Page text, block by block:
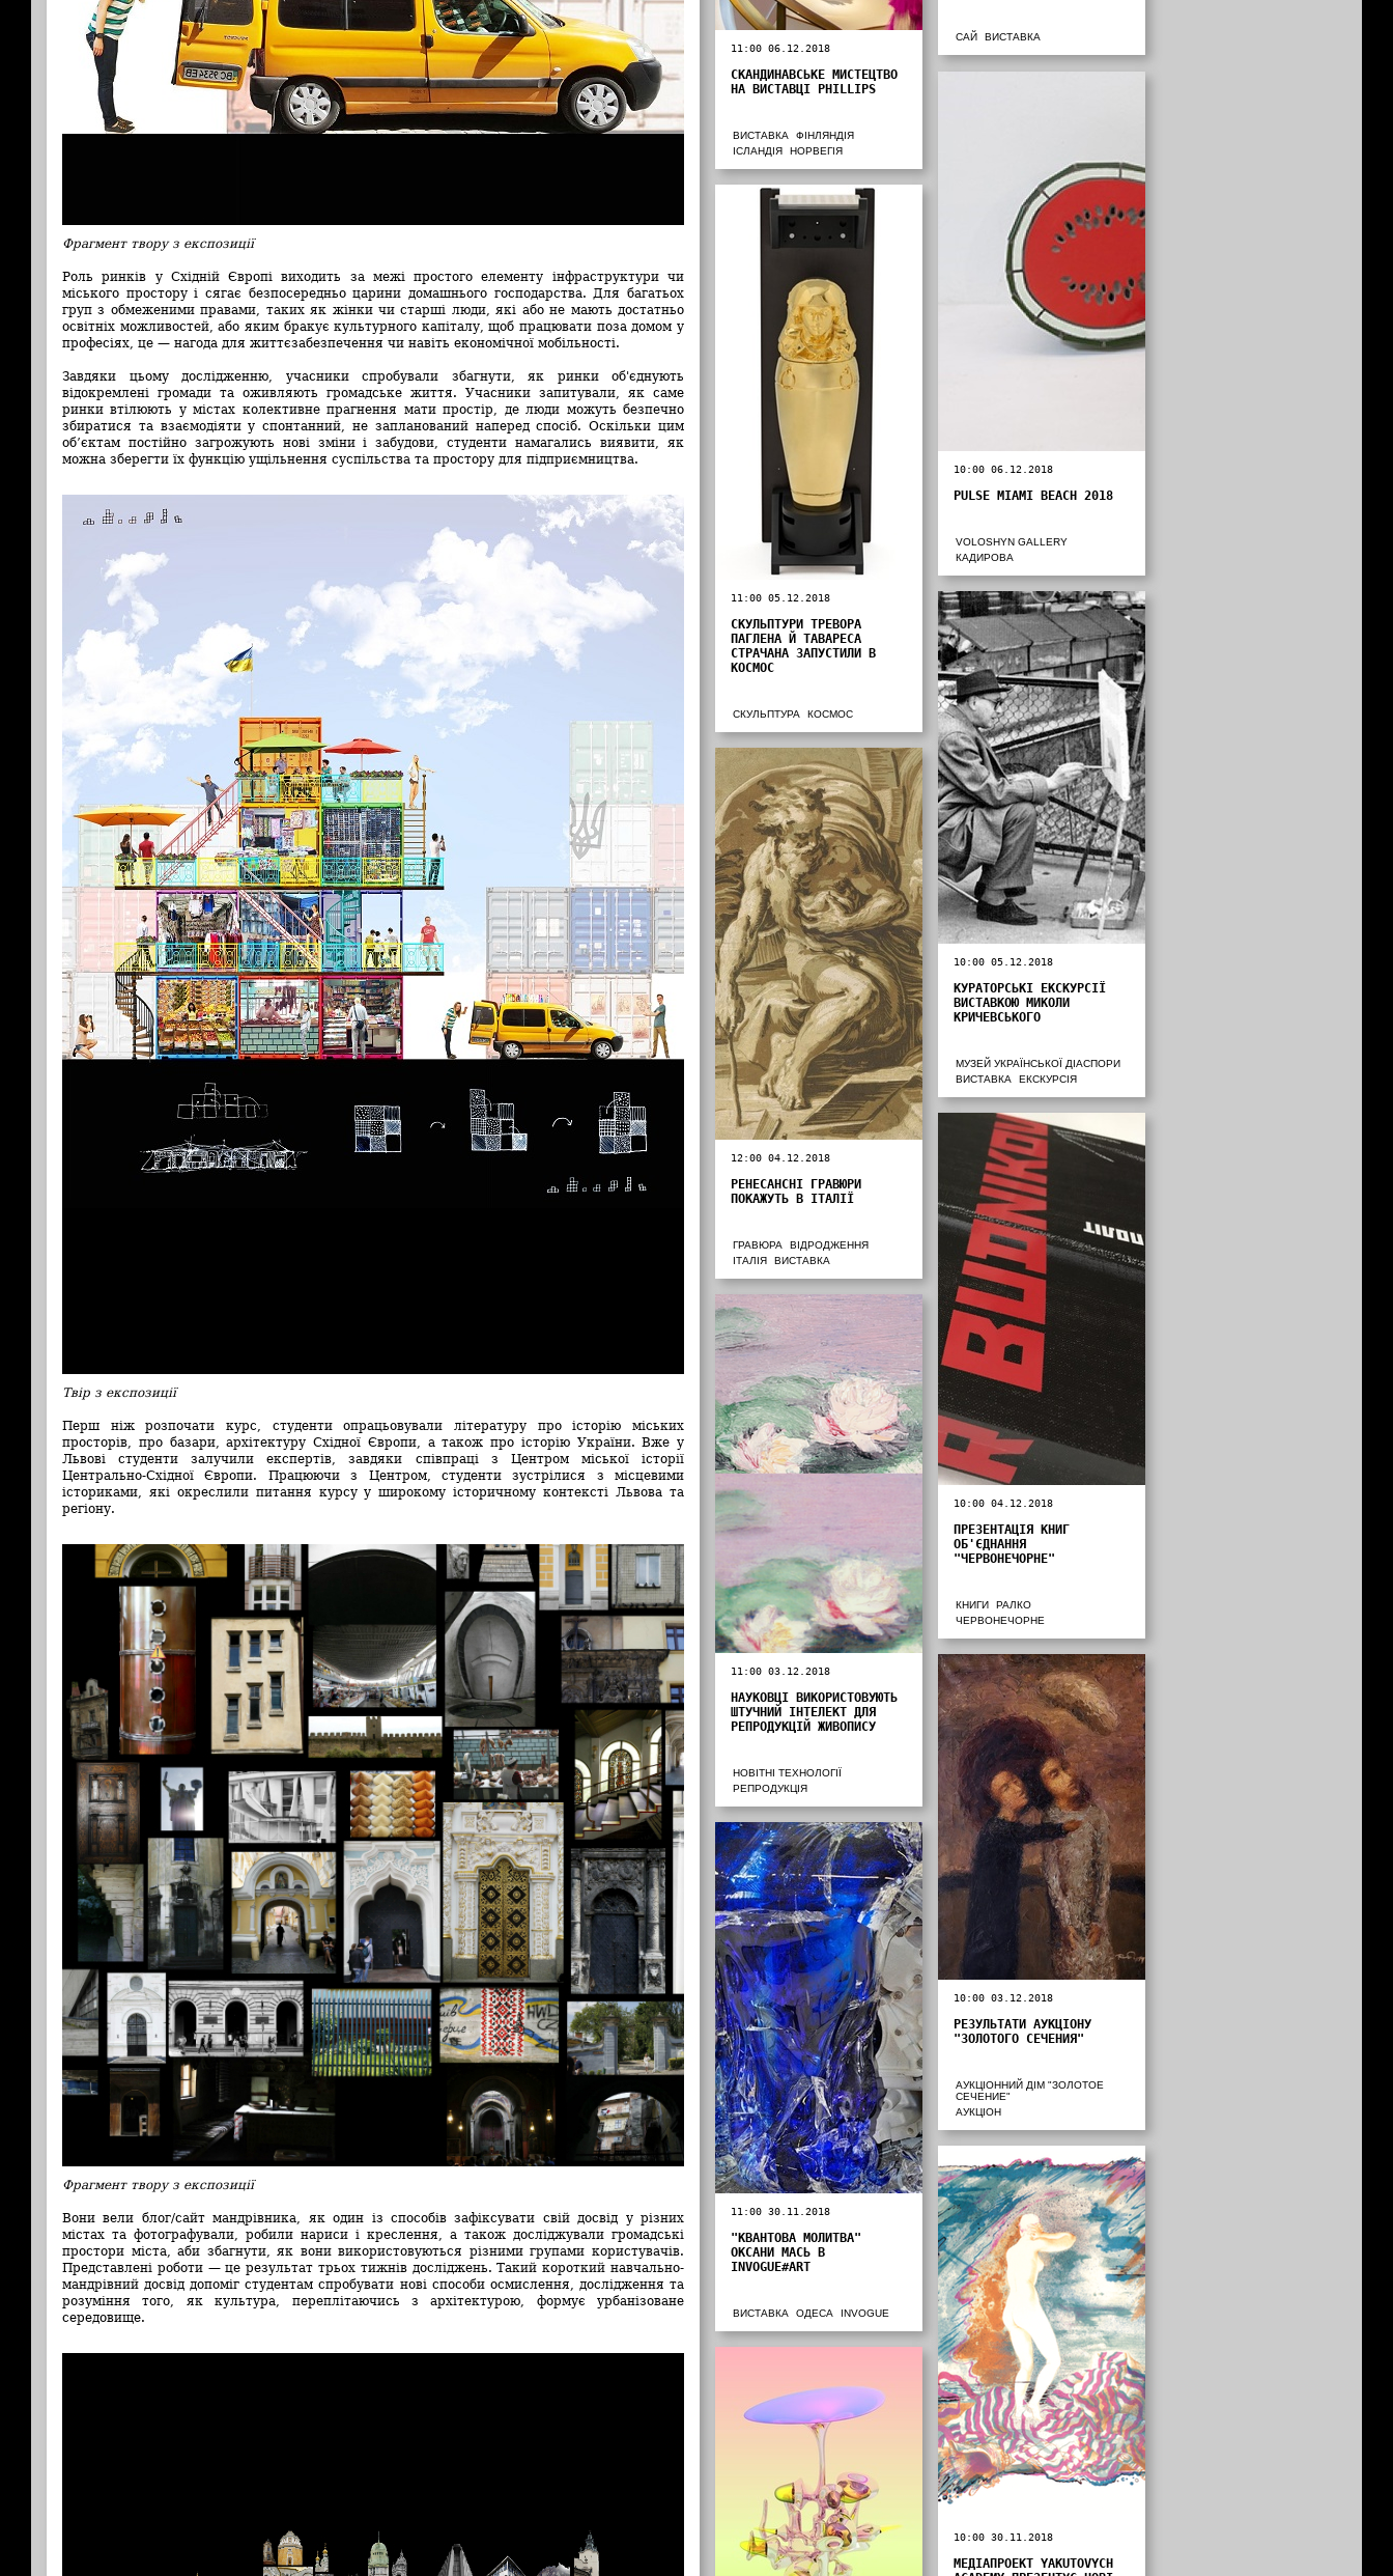
Фрагмент твору з експозиції
Роль ринків у Східній Європі виходить за межі простого елементу інфраструктури чи
міського простору і сягає безпосередньо царини домашнього господарства. Для багатьох
груп з обмеженими правами, таких як жінки чи старші люди, які або не мають достатньо
освітніх можливостей, або яким бракує культурного капіталу, щоб працювати поза домом у
професіях, це — нагода для життєзабезпечення чи навіть економічної мобільності.
Завдяки цьому дослідженню, учасники спробували збагнути, як ринки об'єднують
відокремлені громади та оживляють громадське життя. Учасники запитували, як саме
ринки втілюють у містах колективне прагнення мати простір, де люди можуть безпечно
збиратися та взаємодіяти у спонтанний, не запланований наперед спосіб. Оскільки цим
об’єктам постійно загрожують нові зміни і забудови, студенти намагались виявити, як
можна зберегти їх функцію ущільнення суспільства та простору для підприємництва.
Твір з експозиції
Перш ніж розпочати курс, студенти опрацьовували літературу про історію міських
просторів, про базари, архітектуру Східної Європи, а також про історію України. Вже у
Львові студенти залучили експертів, завдяки співпраці з Центром міської історії
Центрально-Східної Європи. Працюючи з Центром, студенти зустрілися з місцевими
істориками, які окреслили питання курсу у широкому історичному контексті Львова та
регіону.
Фрагмент твору з експозиції
Вони вели блог/сайт мандрівника, як один із способів зафіксувати свій досвід у різних
містах та фотографували, робили нариси і креслення, а також досліджували громадські
простори міста, аби збагнути, як вони використовуються різними групами користувачів.
Представлені роботи —це результат трьох тижнів досліджень. Такий короткий навчально-
мандрівний досвід допоміг студентам спробувати нові способи осмислення, дослідження та
розуміння того, як культура, переплітаючись з архітектурою, формує урбанізоване
середовище.
САЙ
ВИСТАВКА
11:00 06.12.2018
СКАНДИНАВСЬКЕ МИСТЕЦТВО
НА ВИСТАВЦІ PHILLIPS
ВИСТАВКА
ФІНЛЯНДІЯ
ІСЛАНДІЯ
НОРВЕГІЯ
10:00 06.12.2018
PULSE MIAMI BEACH 2018
VOLOSHYN GALLERY
КАДИРОВА
11:00 05.12.2018
СКУЛЬПТУРИ ТРЕВОРА
ПАГЛЕНА Й ТАВАРЕСА
СТРАЧАНА ЗАПУСТИЛИ В
КОСМОС
СКУЛЬПТУРА КОСМОС
10:00 05.12.2018
КУРАТОРСЬКІ ЕКСКУРСІЇ
ВИСТАВКОЮ МИКОЛИ
КРИЧЕВСЬКОГО
МУЗЕЙ УКРАЇНСЬКОЇ ДІАСПОРИ
ВИСТАВКА
ЕКСКУРСІЯ
12:00 04.12.2018
РЕНЕСАНСНІ ГРАВЮРИ
ПОКАЖУТЬ В ІТАЛІЇ
ГРАВЮРА
ВІДРОДЖЕННЯ
ІТАЛІЯ
ВИСТАВКА
10:00 04.12.2018
ПРЕЗЕНТАЦІЯ КНИГ
ОБ'ЄДНАННЯ
"ЧЕРВОНЕЧОРНЕ"
КНИГИ
РАЛКО
ЧЕРВОНЕЧОРНЕ
11:00 03.12.2018
НАУКОВЦІ ВИКОРИСТОВУЮТЬ
ШТУЧНИЙ ІНТЕЛЕКТ ДЛЯ
РЕПРОДУКЦІЙ ЖИВОПИСУ
НОВІТНІ ТЕХНОЛОГІЇ
РЕПРОДУКЦІЯ
10:00 03.12.2018
РЕЗУЛЬТАТИ АУКЦІОНУ
"ЗОЛОТОГО СЕЧЕНИЯ"
АУКЦІОННИЙ ДІМ "ЗОЛОТОЕ
СЕЧЕНИЕ"
АУКЦІОН
11:00 30.11.2018
"КВАНТОВА МОЛИТВА"
ОКСАНИ МАСЬ В
INVOGUE#ART
ВИСТАВКА ОДЕСА INVOGUE
10:00 30.11.2018
МЕДІАПРОЕКТ YAKUTOVYCH